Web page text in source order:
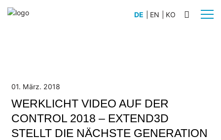
Anlagenbau
Nutz- und Sonderfahrzeugbau
DE EN KO
01. März. 2018
WERKLICHT VIDEO AUF DER
CONTROL 2018 – EXTEND3D
STELLT DIE NÄCHSTE GENERATION